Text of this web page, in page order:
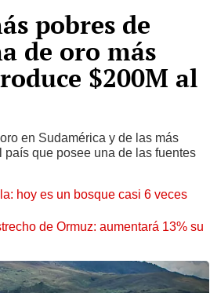
pobres de
de oro más
$200M al
en Sudamérica y de las más
que posee una de las fuentes
hoy es un bosque casi 6 veces
de Ormuz: aumentará 13% su